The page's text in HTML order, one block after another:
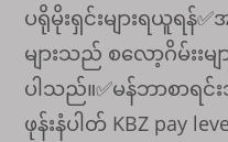
ပရိုမိုးရှင်းများရယူရန်
များသည် စလော့ဂိမ်းး
ပါသည်။✅မန်ဘာစာရ
ဖုန်းနံပါတ် KBZ pay